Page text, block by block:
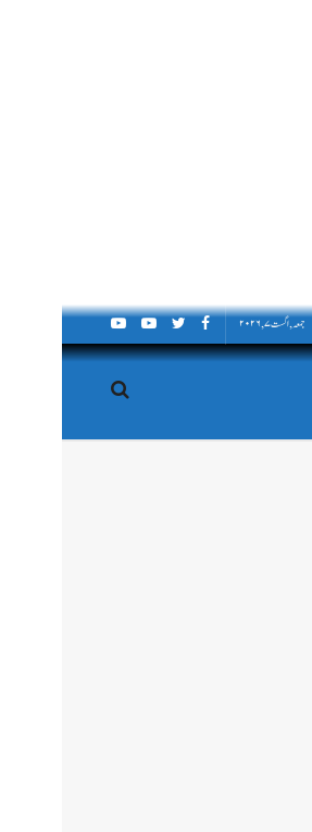
جمعہ, اگست ۷, ۲۰۲۶